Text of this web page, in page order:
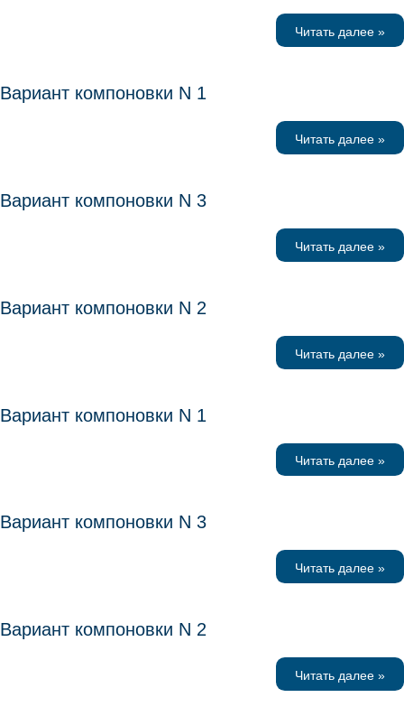
Читать далее »
Вариант компоновки N 1
Читать далее »
Вариант компоновки N 3
Читать далее »
Вариант компоновки N 2
Читать далее »
Вариант компоновки N 1
Читать далее »
Вариант компоновки N 3
Читать далее »
Вариант компоновки N 2
Читать далее »